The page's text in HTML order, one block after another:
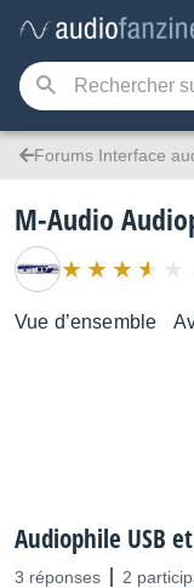
Forums Interface
M-Audio
Vue d’ensemble
Audiophile USB
3 réponses 2